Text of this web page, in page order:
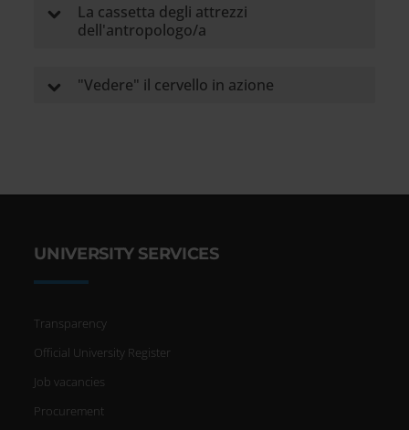
La cassetta degli attrezzi
dell'antropologo/a
"Vedere" il cervello in azione
UNIVERSITY SERVICES
Transparency
Official University Register
Job vacancies
Procurement